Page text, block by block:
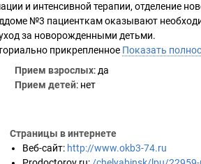
и интенсивной терапии, отделение
№3 пациенткам оказывают
за новорожденными детьми.
прикрепленное Показать
Прием взрослых: да
Прием детей: нет
Страницы в интернете
Веб-сайт: http://www.okb3-74.ru